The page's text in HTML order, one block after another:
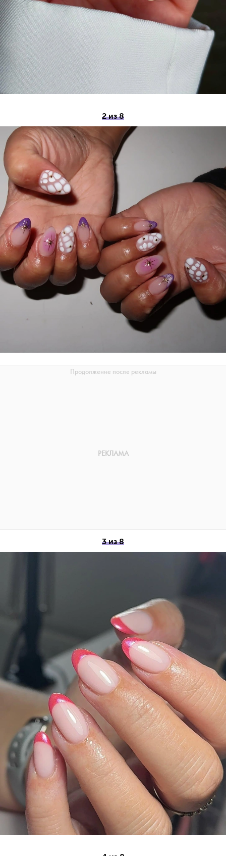
2 из 8
3 из 8